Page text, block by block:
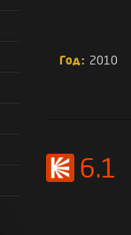
Год: 2010
6.1